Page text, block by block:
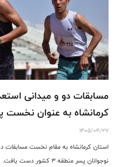
کرمانشاه به عنوان نخست
1405/04/27
استان کرمانشاه به مقام نخست مسابقات
نوجوانان پسر منطقه 3 کشور دست یافت.